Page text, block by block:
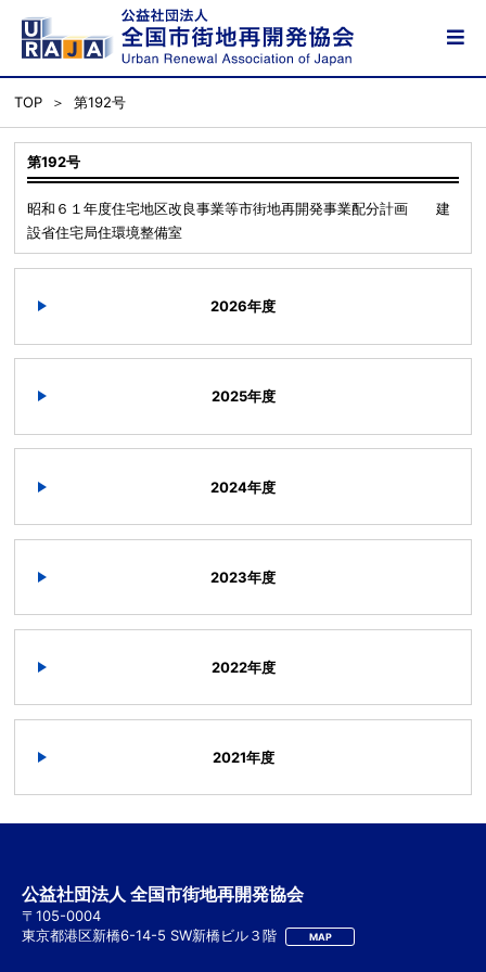
TOP 第192号
第192号
昭和６１年度住宅地区改良事業等市街地再開発事業配分計画 建
設省住宅局住環境整備室
2026年度
2025年度
2024年度
2023年度
2022年度
2021年度
公益社団法人 全国市街地再開発協会
〒105-0004
東京都港区新橋6-14-5 SW新橋ビル３階
MAP